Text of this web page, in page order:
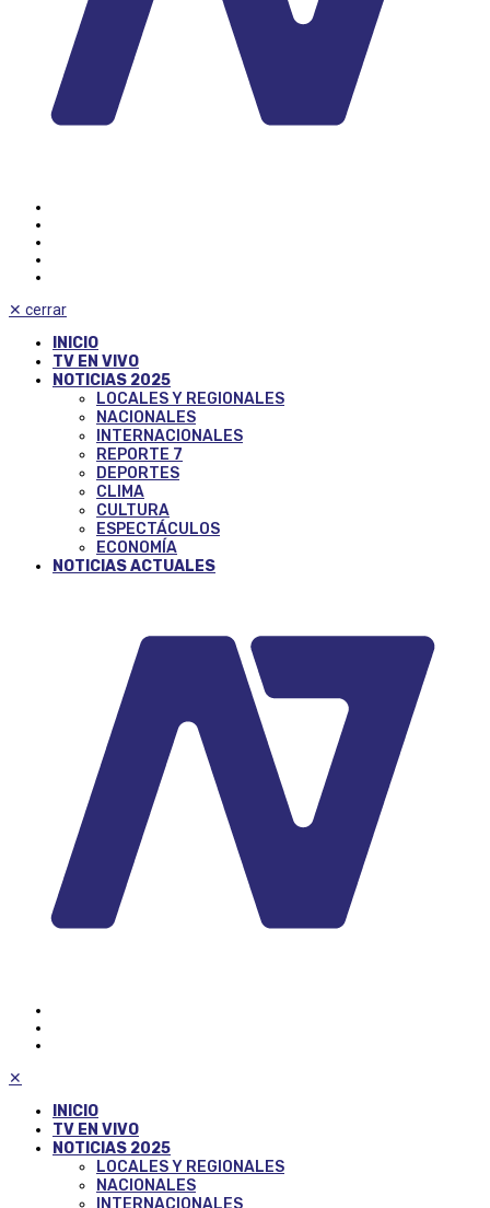
✕ cerrar
INICIO
TV EN VIVO
NOTICIAS 2025
LOCALES Y REGIONALES
NACIONALES
INTERNACIONALES
REPORTE 7
DEPORTES
CLIMA
CULTURA
ESPECTÁCULOS
ECONOMÍA
NOTICIAS ACTUALES
✕
INICIO
TV EN VIVO
NOTICIAS 2025
LOCALES Y REGIONALES
NACIONALES
INTERNACIONALES